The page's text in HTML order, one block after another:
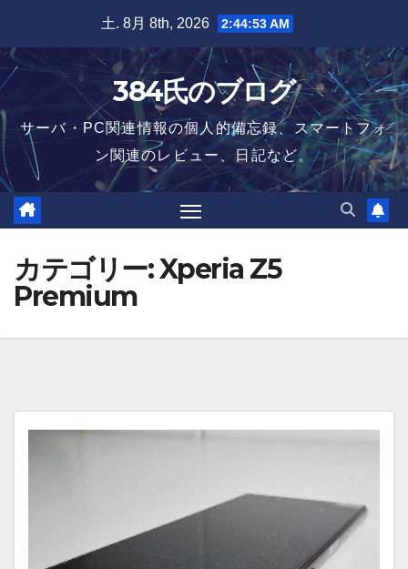
content
土. 8月 8th, 2026 2:44:53 AM
384氏のブログ
サーバ・PC関連情報の個人的備忘録、スマートフォ
ン関連のレビュー、日記など。
カテゴリー:Xperia Z5
Premium